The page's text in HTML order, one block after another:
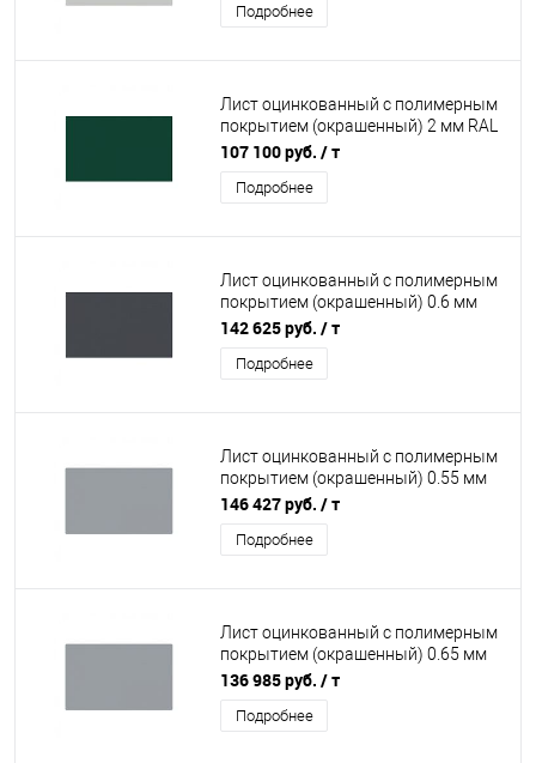
Подробнее
Лист оцинкованный с полимерным
покрытием (окрашенный) 2 мм RAL
6005
107 100 руб. / т
Подробнее
Лист оцинкованный с полимерным
покрытием (окрашенный) 0.6 мм
RAL 7024
142 625 руб. / т
Подробнее
Лист оцинкованный с полимерным
покрытием (окрашенный) 0.55 мм
RAL 7040
146 427 руб. / т
Подробнее
Лист оцинкованный с полимерным
покрытием (окрашенный) 0.65 мм
RAL 7040
136 985 руб. / т
Подробнее